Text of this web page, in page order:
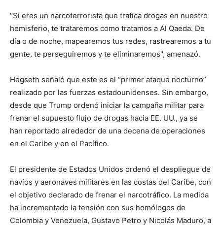
"Si eres un narcoterrorista que trafica drogas en nuestro
hemisferio, te trataremos como tratamos a Al Qaeda. De
día o de noche, mapearemos tus redes, rastrearemos a tu
gente, te perseguiremos y te eliminaremos", amenazó.
Hegseth señaló que este es el “primer ataque nocturno”
realizado por las fuerzas estadounidenses. Sin embargo,
desde que Trump ordenó iniciar la campaña militar para
frenar el supuesto flujo de drogas hacia EE. UU., ya se
han reportado alrededor de una decena de operaciones
en el Caribe y en el Pacífico.
El presidente de Estados Unidos ordenó el despliegue de
navíos y aeronaves militares en las costas del Caribe, con
el objetivo declarado de frenar el narcotráfico. La medida
ha incrementado la tensión con sus homólogos de
Colombia y Venezuela, Gustavo Petro y Nicolás Maduro, a